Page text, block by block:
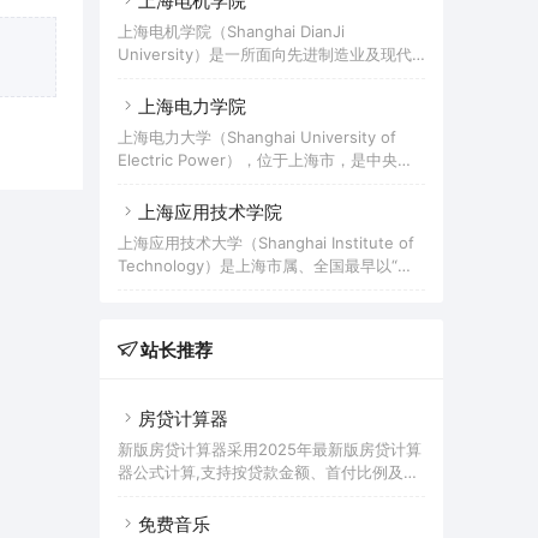
创新联盟牵头单位，上海市学校艺术教育发
展评估中心、上海市学校体育评估中心落地
传承基地”、亚太培训中心、WTO讲席院校、
中国WTO事务卓越中心，博士学位授予单
海高校毕业生就业创业工作示范基地、上海
市高校A级创业指导站、上海卓越法律人才培
养基地、上海市卓越新闻传播人才教育培养
上海电机学院（Shanghai DianJi
University）是一所面向先进制造业及现代
学、艺术学等学科协调发展的普通高等院
专业学位研究生试点单位、教育部“卓越工程
师教育培养计划”高校、全国首批CDIO试点
科研究与实践项目、上海市首批深化创新创
业教育改革示范高校、上海高等学校一流本
科建设引领计划、上海高等学校一流研究生
上海电力学院
上海电力大学（Shanghai University of
Electric Power），位于上海市，是中央与
通高等院校，是教育部首批“卓越工程师教育
高校建设单位、上海市首批深化创新创业教
育改革示范高校，为国际电力高校联盟永久
带一路电力高校联盟和一带一路电力产学研
联盟发起成员单位，入选国家级新工科研究
划、
上海应用技术学院
上海应用技术大学（Shanghai Institute of
Technology）是上海市属、全国最早以“应
究生教育引领计划、教育部卓越工程师教育
示范本科高校建设单位、国家知识产权试点
高校、国家级大学生创新创业训练计划、上
海市首批深化创新创业教育改革示范高校、
市依
站长推荐
房贷计算器
新版房贷计算器采用2025年最新版房贷计算
器公式计算,支持按贷款金额、首付比例及按
能房贷计算器,同时支持商业贷款计算器及公
免费音乐